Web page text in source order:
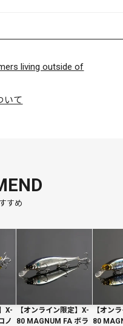
living outside of
いて
すめ
X-
ノ
【オンライン限定】X-
80 MAGNUM FA ボラ
【オン
80